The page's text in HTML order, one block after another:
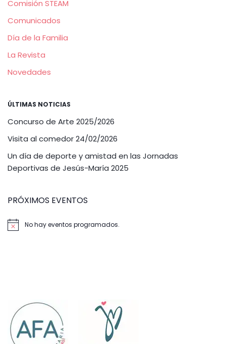
Comisión STEAM
Comunicados
Día de la Familia
La Revista
Novedades
ÚLTIMAS NOTICIAS
Concurso de Arte 2025/2026
Visita al comedor 24/02/2026
Un día de deporte y amistad en las Jornadas
Deportivas de Jesús-María 2025
PRÓXIMOS EVENTOS
Aviso No hay eventos programados.